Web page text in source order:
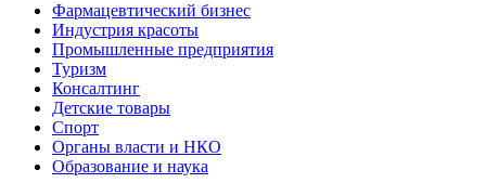
Фармацевтический бизнес
Индустрия красоты
Промышленные предприятия
Туризм
Консалтинг
Детские товары
Спорт
Органы власти и НКО
Образование и наука